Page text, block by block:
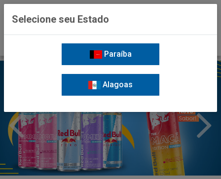
Selecione seu Estado
Paraíba
Alagoas